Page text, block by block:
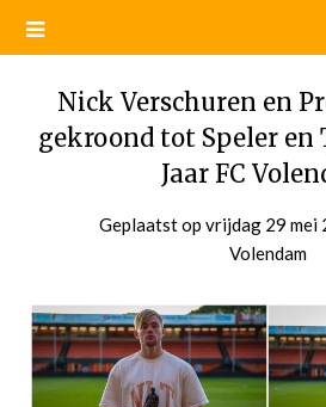
Nick Verschuren en
gekroond tot Speler en
Jaar FC
Geplaatst op vrijdag 29 mei
Volendam